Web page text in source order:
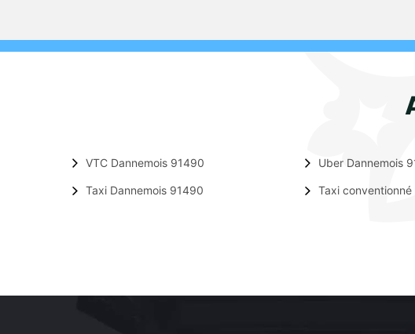
VTC Dannemois 91490
Taxi Dannemois 91490
Uber Dannemois
Taxi